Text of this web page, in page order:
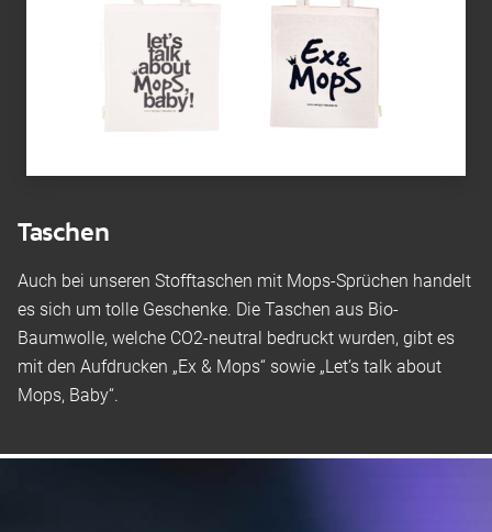
Taschen
Auch bei unseren Stofftaschen mit Mops-Sprüchen handelt
es sich um tolle Geschenke. Die Taschen aus Bio-
Baumwolle, welche CO2-neutral bedruckt wurden, gibt es
mit den Aufdrucken „Ex & Mops“ sowie „Let’s talk about
Mops, Baby“.